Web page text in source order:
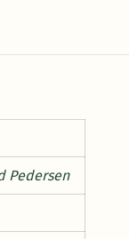
Pedersen